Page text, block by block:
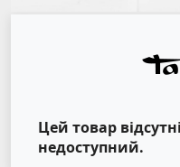
Цей товар
недоступний.